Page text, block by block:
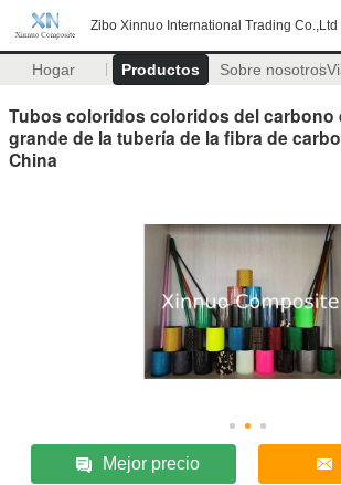
Zibo Xinnuo International Trading Co.,Ltd
Hogar Productos Sobre nosotros
Tubos coloridos coloridos del carbono
grande de la tubería de la fibra de
China
Mejor precio